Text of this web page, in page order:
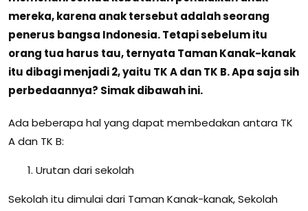
mereka, karena anak tersebut adalah seorang
penerus bangsa Indonesia. Tetapi sebelum itu
orang tua harus tau, ternyata Taman Kanak-kanak
itu dibagi menjadi 2, yaitu TK A dan TK B. Apa saja sih
perbedaannya? Simak dibawah ini.
Ada beberapa hal yang dapat membedakan antara TK
A dan TK B:
Urutan dari sekolah
Sekolah itu dimulai dari Taman Kanak-kanak, Sekolah